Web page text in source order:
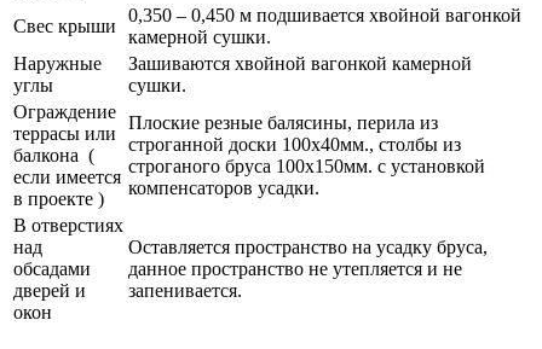
Свес крыши
0,350 – 0,450 м подшивается хвойной вагонкой
камерной сушки.
Наружные
углы
Зашиваются хвойной вагонкой камерной
сушки.
Ограждение
террасы или
балкона (
если имеется
в проекте )
Плоские резные балясины, перила из
строганной доски 100х40мм., столбы из
строганого бруса 100х150мм. с установкой
компенсаторов усадки.
В отверстиях
над
обсадами
дверей и
окон
Оставляется пространство на усадку бруса,
данное пространство не утепляется и не
запенивается.